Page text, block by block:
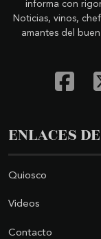
informa con
Noticias, vinos,
amantes del
ENLACES
Quiosco
Videos
Contacto